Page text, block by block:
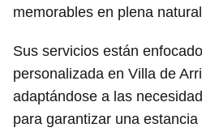
memorables en plena
Sus servicios están
personalizada en Villa de
adaptándose a las
para garantizar una